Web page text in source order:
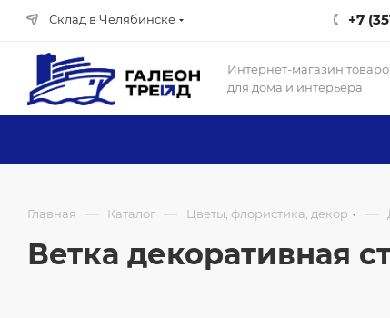
Склад в Челябинске +7
Интернет-магазин
для дома и интерьера
Главная — Каталог — Цветы, флористика, декор —
Ветка декоративная